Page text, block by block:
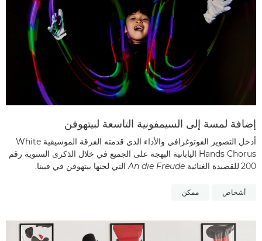
إضافة لمسة إلى السيمفونية التاسعة لبيتهوفن
أدخل التصوير الفوتوغرافي والأداء الذي قدمته الفرقة الموسيقية White
Hands Chorus اليابانية البهجة على الجميع في خلال الذكرى السنوية رقم
200 للقصيدة الغنائية An die Freudeالتي لحنها بيتهوفن في فيينا.
أشخاص ممكن